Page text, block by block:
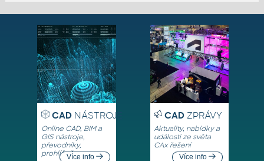
CADNÁSTROJE
Online CAD, BIM a
GIS nástroje,
převodníky,
prohlížečeVíce info
CADZPRÁVY
Aktuality, nabídky a
události ze světa
CAx řešení
Více info